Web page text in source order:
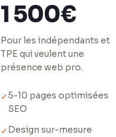
1 500€
Pour les indépendants et
TPE qui veulent une
présence web pro.
✓5-10 pages optimisées
SEO
✓Design sur-mesure